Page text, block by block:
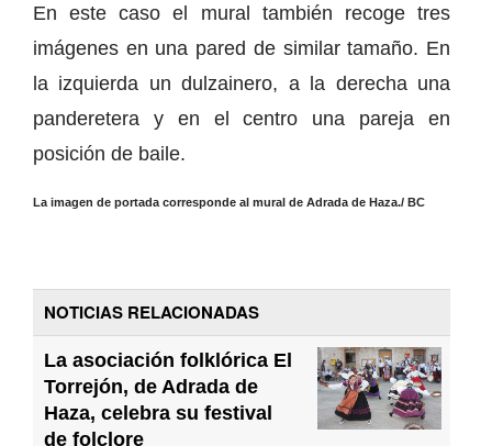
En este caso el mural también recoge tres
imágenes en una pared de similar tamaño. En
la izquierda un dulzainero, a la derecha una
panderetera y en el centro una pareja en
posición de baile.
La imagen de portada corresponde al mural de Adrada de Haza./ BC
NOTICIAS RELACIONADAS
La asociación folklórica El
Torrejón, de Adrada de
Haza, celebra su festival
de folclore